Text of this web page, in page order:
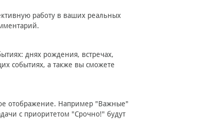
работу в ваших реальных
днях рождения, встречах,
событиях, а также вы сможете
отображение. Например "Важные"
с приоритетом "Срочно!" будут